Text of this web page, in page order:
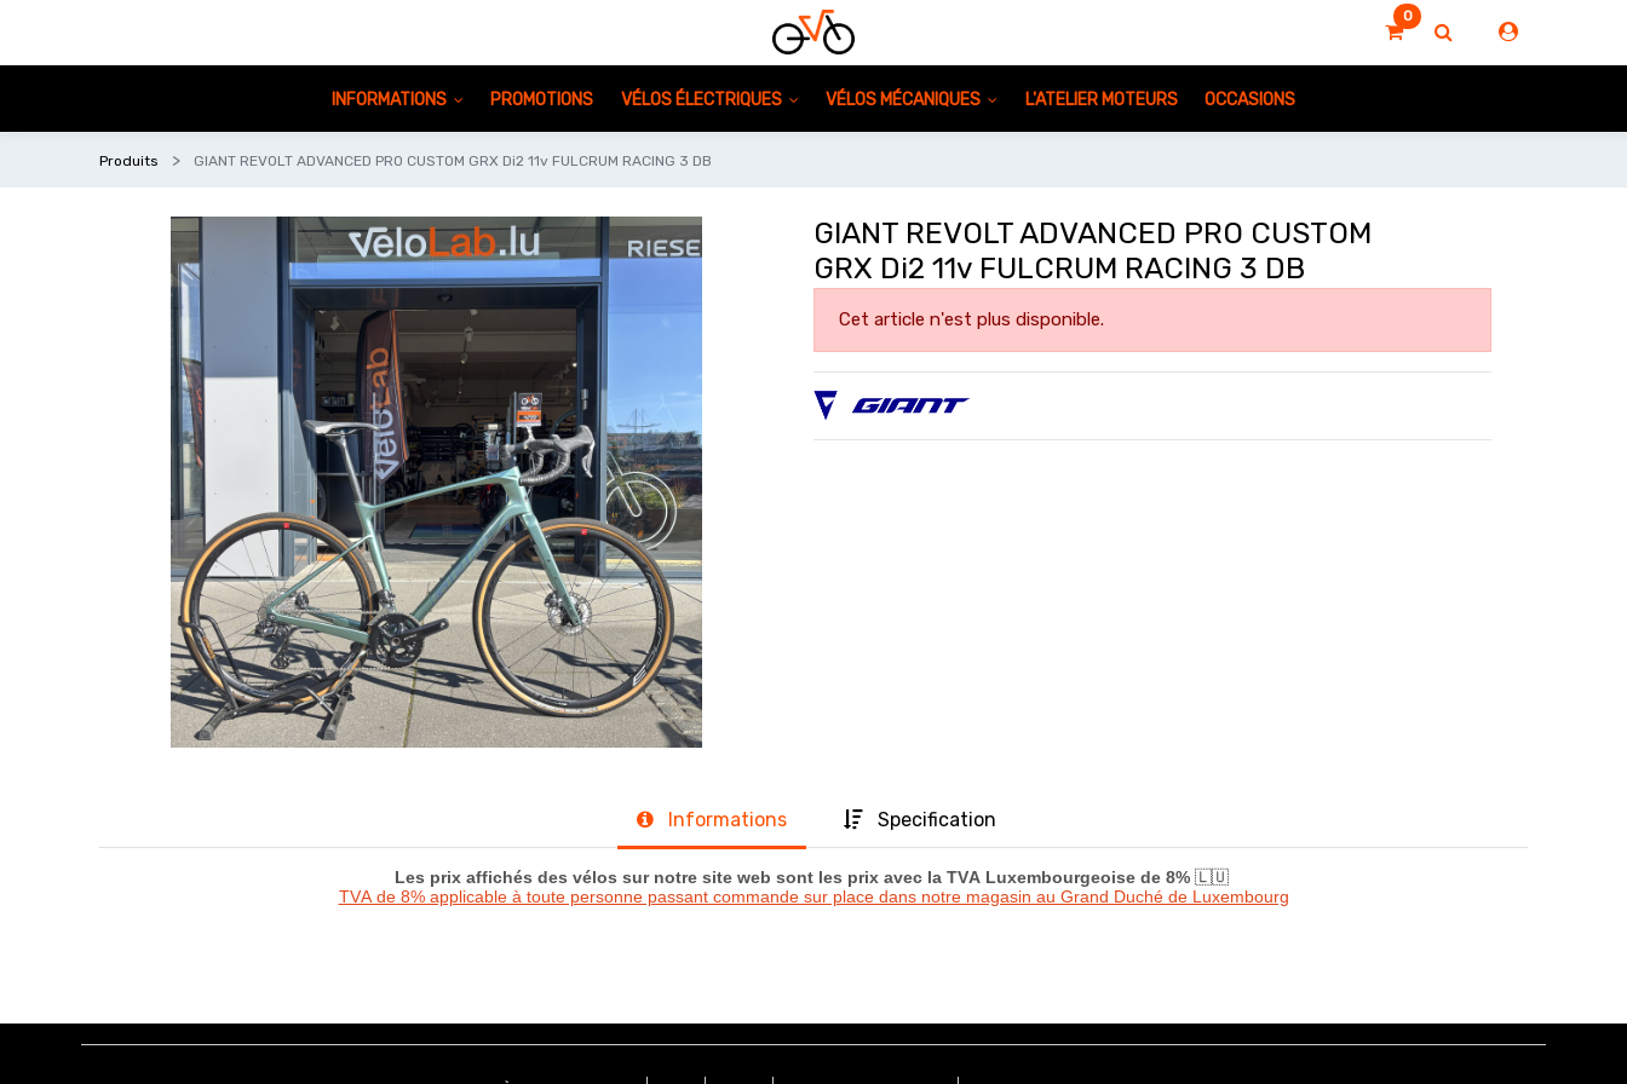
0
INFORMATIONS PROMOTIONS VÉLOS ÉLECTRIQUES VÉLOS MÉCANIQUES L'ATELIER MOTEURS OCCASIONS
Produits GIANT REVOLT ADVANCED PRO CUSTOM GRX Di2 11v FULCRUM RACING 3 DB
GIANT REVOLT ADVANCED PRO CUSTOM
GRX Di2 11v FULCRUM RACING 3 DB
Cet article n'est plus disponible.
Informations Specification
Les prix affichés des vélos sur notre site web sont les prix avec la TVA Luxembourgeoise de 8% 🇱🇺
TVA de 8% applicable à toute personne passant commande sur place dans notre magasin au Grand Duché de Luxembourg